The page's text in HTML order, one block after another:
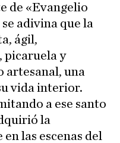
de «Evangelio
adivina que la
ágil,
picaruela y
artesanal, una
vida interior.
a ese santo
la
las escenas del